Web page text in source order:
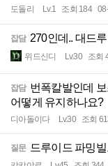
도돌리 Lv.1 조회 184
잡담 270인데.. 대드
위드신디 Lv.30 조회
잡담 번폭칼발인데
어떻게 유지하나요?
디아돌이다 Lv.30 조회
질문 드루이드 파밍